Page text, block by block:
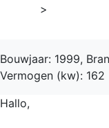
>
Bouwjaar: 1999,
Vermogen (kw): 162
Hallo,